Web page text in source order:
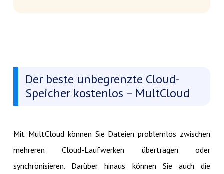
Der beste unbegrenzte Cloud-
Speicher kostenlos – MultCloud
Mit MultCloud können Sie Dateien problemlos zwischen
mehreren Cloud-Laufwerken übertragen oder
synchronisieren. Darüber hinaus können Sie auch die